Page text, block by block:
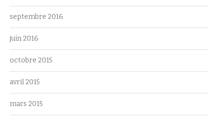
septembre 2016
juin 2016
octobre 2015
avril 2015
mars 2015